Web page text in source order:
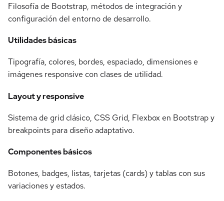
Filosofía de Bootstrap, métodos de integración y
configuración del entorno de desarrollo.
Utilidades básicas
Tipografía, colores, bordes, espaciado, dimensiones e
imágenes responsive con clases de utilidad.
Layout y responsive
Sistema de grid clásico, CSS Grid, Flexbox en Bootstrap y
breakpoints para diseño adaptativo.
Componentes básicos
Botones, badges, listas, tarjetas (cards) y tablas con sus
variaciones y estados.